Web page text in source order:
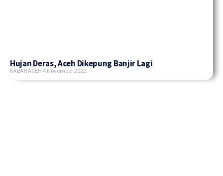
Hujan Deras, Aceh Dikepung Banjir Lagi
KABAR ACEH 4 November 2022